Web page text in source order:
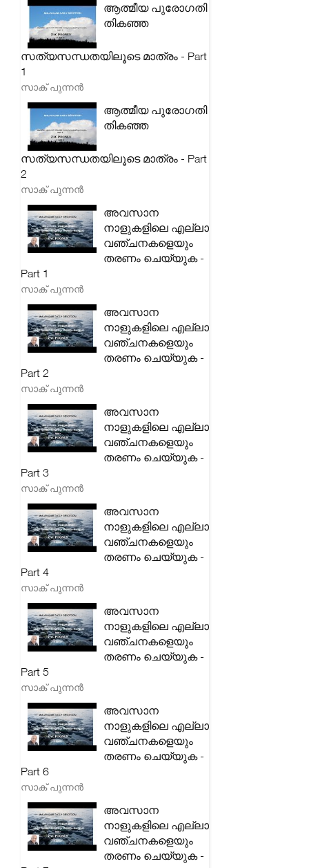
ആത്മീയ പുരോഗതി
തികഞ്ഞ
സത്യസന്ധതയിലൂടെ മാത്രം - Part
1
സാക് പുന്നൻ
ആത്മീയ പുരോഗതി
തികഞ്ഞ
സത്യസന്ധതയിലൂടെ മാത്രം - Part
2
സാക് പുന്നൻ
അവസാന
നാളുകളിലെ എല്ലാ
വഞ്ചനകളെയും
തരണം ചെയ്യുക -
Part 1
സാക് പുന്നൻ
അവസാന
നാളുകളിലെ എല്ലാ
വഞ്ചനകളെയും
തരണം ചെയ്യുക -
Part 2
സാക് പുന്നൻ
അവസാന
നാളുകളിലെ എല്ലാ
വഞ്ചനകളെയും
തരണം ചെയ്യുക -
Part 3
സാക് പുന്നൻ
അവസാന
നാളുകളിലെ എല്ലാ
വഞ്ചനകളെയും
തരണം ചെയ്യുക -
Part 4
സാക് പുന്നൻ
അവസാന
നാളുകളിലെ എല്ലാ
വഞ്ചനകളെയും
തരണം ചെയ്യുക -
Part 5
സാക് പുന്നൻ
അവസാന
നാളുകളിലെ എല്ലാ
വഞ്ചനകളെയും
തരണം ചെയ്യുക -
Part 6
സാക് പുന്നൻ
അവസാന
നാളുകളിലെ എല്ലാ
വഞ്ചനകളെയും
തരണം ചെയ്യുക -